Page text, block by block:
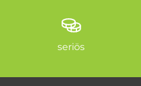
seriös